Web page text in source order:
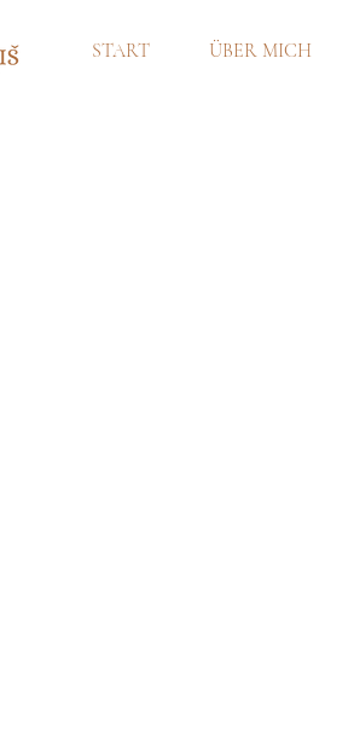
START ÜBER MICH